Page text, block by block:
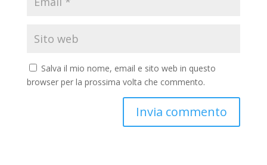
Salva il mio nome, email e sito web in questo
browser per la prossima volta che commento.